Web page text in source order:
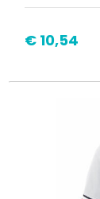
€ 10,54